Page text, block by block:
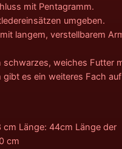
mit Pentagramm.
umgeben.
langem, verstellbarem
schwarzes, weiches Futter
gibt es ein weiteres Fach
cm Länge: 44cm Länge der
cm